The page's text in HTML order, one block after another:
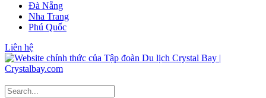
Đà Nẵng
Nha Trang
Phú Quốc
Liên hệ